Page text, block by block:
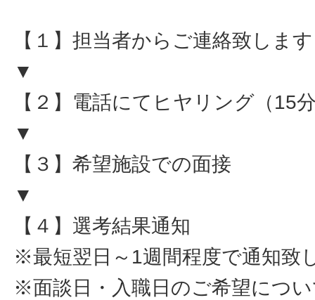
【１】担当者からご連絡致します
▼
【２】電話にてヒヤリング（15
▼
【３】希望施設での面接
▼
【４】選考結果通知
※最短翌日～1週間程度で通知致
※面談日・入職日のご希望につ